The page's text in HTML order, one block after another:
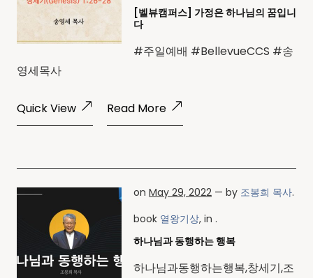
[벨뷰캠퍼스] 가정은 하나님의 꿈입니
다
#주일예배 #BellevueCCS #송
영세목사
Quick View Read More
on May 29, 2022 — by 조봉희 목사.
book 열왕기상, in .
하나님과 동행하는 행복
하나님과동행하는행복,창세기,조